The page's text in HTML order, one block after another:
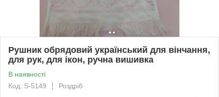
Рушник обрядовий український для вінчання,
для рук, для ікон, ручна вишивка
В наявності
Код: S-5149
Роздріб